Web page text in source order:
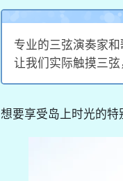
专业的三弦演奏家和
让我们实际触摸三弦
想要享受岛上时光的特